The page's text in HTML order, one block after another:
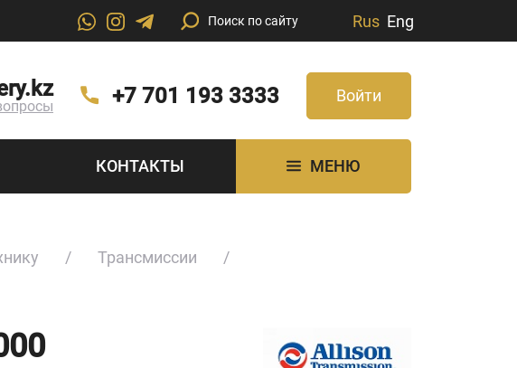
Rus Eng
+7 701 193 3333 Войти
КОНТАКТЫ МЕНЮ
Трансмиссии